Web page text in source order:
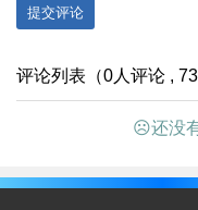
提交评论
评论列表（0人评论 ,
☹还没